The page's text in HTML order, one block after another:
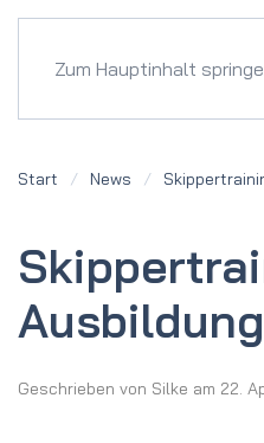
Zum Hauptinhalt
Start News
Geschrieben von Silke am 22.